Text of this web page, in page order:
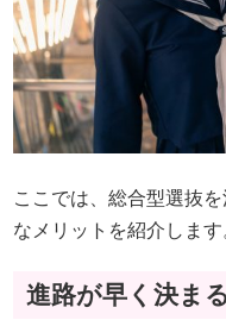
ここでは、総合型選抜
なメリットを紹介します
進路が早く決まる